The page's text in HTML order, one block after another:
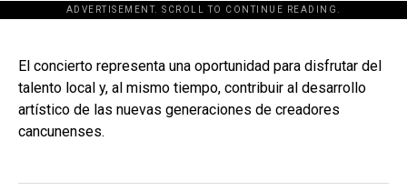
ADVERTISEMENT. SCROLL TO CONTINUE READING.
[adsforwp id="243463"]
El concierto representa una oportunidad para disfrutar del
talento local y, al mismo tiempo, contribuir al desarrollo
artístico de las nuevas generaciones de creadores
cancunenses.